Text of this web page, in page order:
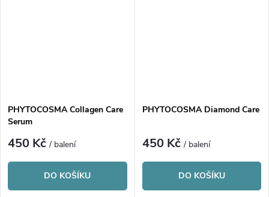
PHYTOCOSMA Collagen Care
Serum
450 Kč/ balení
DO KOŠÍKU
PHYTOCOSMA Diamond Care
450 Kč/ balení
DO KOŠÍKU